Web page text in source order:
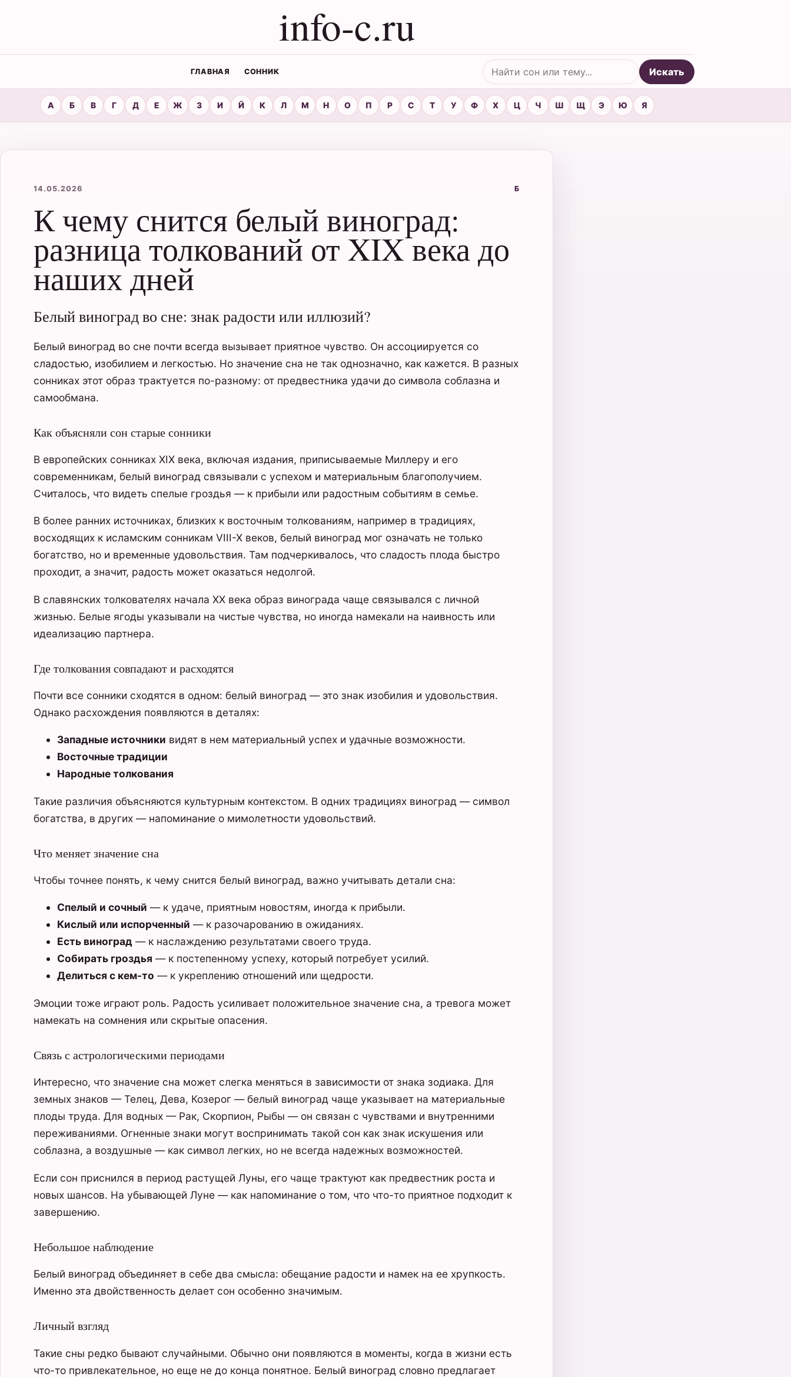
info-c.ru
ГЛАВНАЯ СОННИК Поиск Искать
А Б В Г Д Е Ж З И Й К Л М Н О П Р С Т У Ф Х Ц Ч Ш Щ Э Ю Я
14.05.2026 Б
К чему снится белый виноград:
разница толкований от XIX века до
наших дней
Белый виноград во сне: знак радости или иллюзий?
Белый виноград во сне почти всегда вызывает приятное чувство. Он ассоциируется со
сладостью, изобилием и легкостью. Но значение сна не так однозначно, как кажется. В разных
сонниках этот образ трактуется по-разному: от предвестника удачи до символа соблазна и
самообмана.
Как объясняли сон старые сонники
В европейских сонниках XIX века, включая издания, приписываемые Миллеру и его
современникам, белый виноград связывали с успехом и материальным благополучием.
Считалось, что видеть спелые гроздья — к прибыли или радостным событиям в семье.
В более ранних источниках, близких к восточным толкованиям, например в традициях,
восходящих к исламским сонникам VIII-X веков, белый виноград мог означать не только
богатство, но и временные удовольствия. Там подчеркивалось, что сладость плода быстро
проходит, а значит, радость может оказаться недолгой.
В славянских толкователях начала XX века образ винограда чаще связывался с личной
жизнью. Белые ягоды указывали на чистые чувства, но иногда намекали на наивность или
идеализацию партнера.
Где толкования совпадают и расходятся
Почти все сонники сходятся в одном: белый виноград — это знак изобилия и удовольствия.
Однако расхождения появляются в деталях:
Западные источники видят в нем материальный успех и удачные возможности.
Восточные традиции
Народные толкования
Такие различия объясняются культурным контекстом. В одних традициях виноград — символ
богатства, в других — напоминание о мимолетности удовольствий.
Что меняет значение сна
Чтобы точнее понять, к чему снится белый виноград, важно учитывать детали сна:
Спелый и сочный — к удаче, приятным новостям, иногда к прибыли.
Кислый или испорченный — к разочарованию в ожиданиях.
Есть виноград — к наслаждению результатами своего труда.
Собирать гроздья — к постепенному успеху, который потребует усилий.
Делиться с кем-то — к укреплению отношений или щедрости.
Эмоции тоже играют роль. Радость усиливает положительное значение сна, а тревога может
намекать на сомнения или скрытые опасения.
Связь с астрологическими периодами
Интересно, что значение сна может слегка меняться в зависимости от знака зодиака. Для
земных знаков — Телец, Дева, Козерог — белый виноград чаще указывает на материальные
плоды труда. Для водных — Рак, Скорпион, Рыбы — он связан с чувствами и внутренними
переживаниями. Огненные знаки могут воспринимать такой сон как знак искушения или
соблазна, а воздушные — как символ легких, но не всегда надежных возможностей.
Если сон приснился в период растущей Луны, его чаще трактуют как предвестник роста и
новых шансов. На убывающей Луне — как напоминание о том, что что-то приятное подходит к
завершению.
Небольшое наблюдение
Белый виноград объединяет в себе два смысла: обещание радости и намек на ее хрупкость.
Именно эта двойственность делает сон особенно значимым.
Личный взгляд
Такие сны редко бывают случайными. Обычно они появляются в моменты, когда в жизни есть
что-то привлекательное, но еще не до конца понятное. Белый виноград словно предлагает